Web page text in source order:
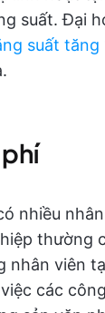
suất. Đại
suất tăng
nhiều
thường
nhân viên
các